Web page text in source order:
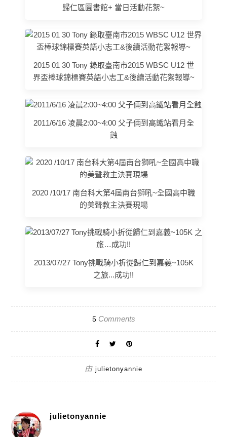
歸仁區圖書館+ 當日活動花絮~
2015 01 30 Tony 錄取臺南市2015 WBSC U12 世
界盃棒球錦標賽英語小志工&後續活動花絮報導~
2011/6/16 凌晨2:00~4:00 父子倆到高鐵站看月全
蝕
2020 /10/17 南台科大第4屆南台獅吼~全國高中職
的美聲教主決賽現場
2013/07/27 Tony挑戰騎小折從歸仁到嘉義~105K
之旅...成功!!
5Comments
由 julietonyannie
julietonyannie